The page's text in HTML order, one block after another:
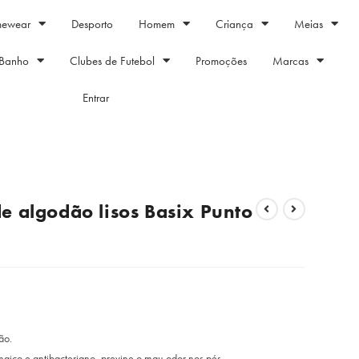
Desporto Homem Criança Meias
Clubes de Futebol Promoções Marcas
Entrar
algodão lisos Basix Punto